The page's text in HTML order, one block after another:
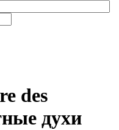
des
духи